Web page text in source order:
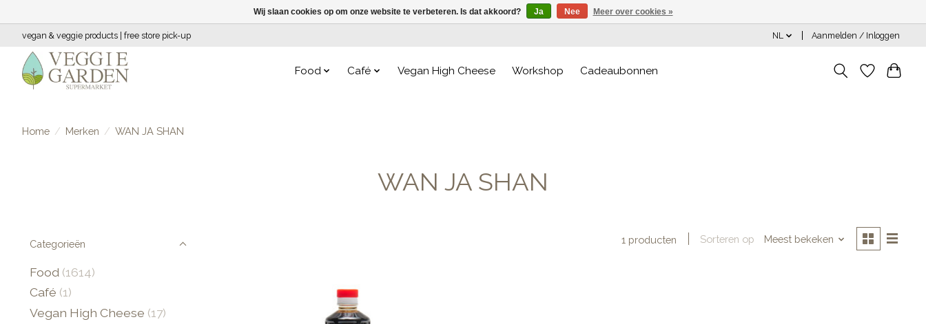
vegan & veggie products | free store pick-up NL Aanmelden / Inloggen
Food Café Vegan High Cheese Workshop Cadeaubonnen
Home / Merken / WAN JA SHAN
WAN JA SHAN
Categorieën
Food (1614)
Café (1)
Vegan High Cheese (17)
1 producten Sorteren op Meest bekeken
Wij slaan cookies op om onze website te verbeteren. Is dat akkoord? Ja Nee Meer over cookies »